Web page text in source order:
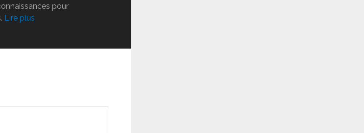
pour
Lire plus